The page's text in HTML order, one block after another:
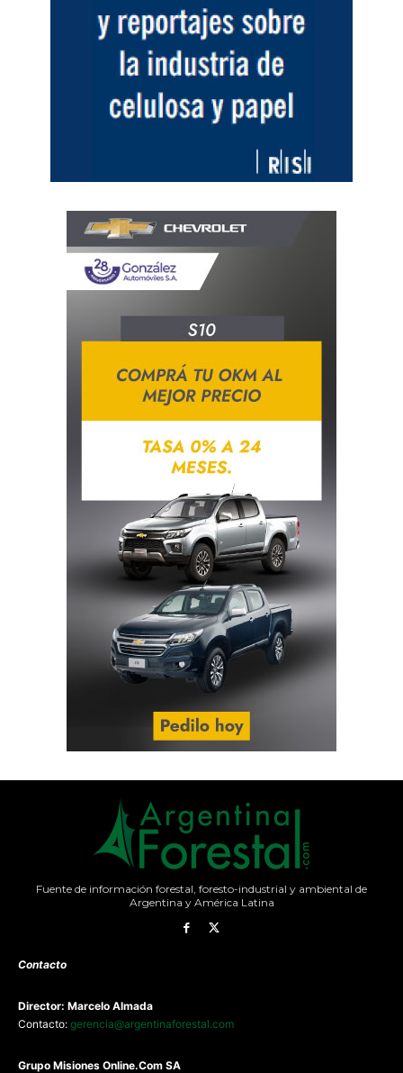
Fuente de información forestal, foresto-industrial y ambiental de
Argentina y América Latina
Contacto
Director: Marcelo Almada
Contacto: gerencia@argentinaforestal.com
Grupo Misiones Online.Com SA